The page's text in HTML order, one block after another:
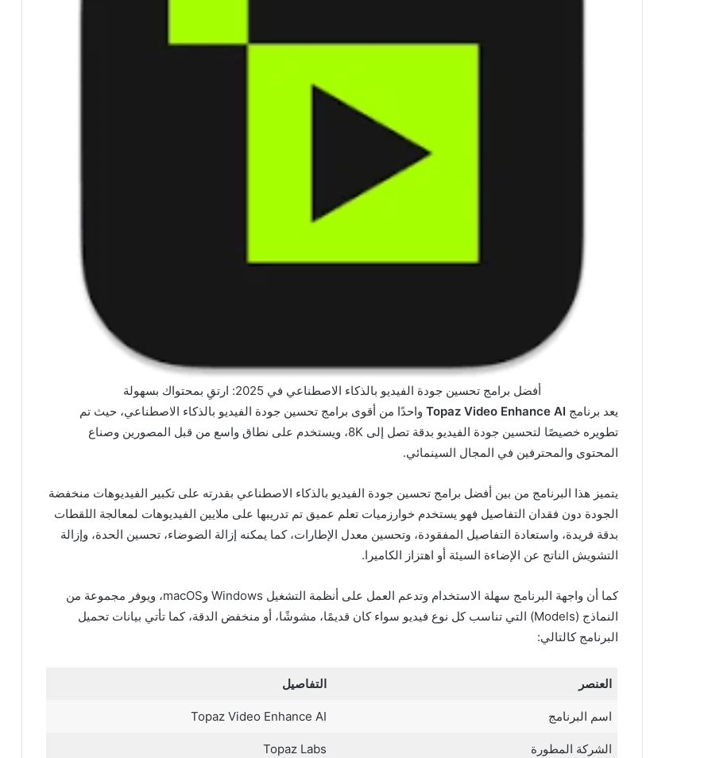
أفضل برامج تحسين جودة الفيديو بالذكاء الاصطناعي في 2025: ارتقِ بمحتواك بسهولة
يعد برنامج Topaz Video Enhance AI واحدًا من أقوى برامج تحسين جودة الفيديو بالذكاء الاصطناعي، حيث تم
تطويره خصيصًا لتحسين جودة الفيديو بدقة تصل إلى 8K، ويستخدم على نطاق واسع من قبل المصورين وصناع
المحتوى والمحترفين في المجال السينمائي.
يتميز هذا البرنامج من بين أفضل برامج تحسين جودة الفيديو بالذكاء الاصطناعي بقدرته على تكبير الفيديوهات منخفضة
الجودة دون فقدان التفاصيل فهو يستخدم خوارزميات تعلم عميق تم تدريبها على ملايين الفيديوهات لمعالجة اللقطات
بدقة فريدة، واستعادة التفاصيل المفقودة، وتحسين معدل الإطارات، كما يمكنه إزالة الضوضاء، تحسين الحدة، وإزالة
التشويش الناتج عن الإضاءة السيئة أو اهتزاز الكاميرا.
كما أن واجهة البرنامج سهلة الاستخدام وتدعم العمل على أنظمة التشغيل Windows وmacOS، ويوفر مجموعة من
النماذج (Models) التي تناسب كل نوع فيديو سواء كان قديمًا، مشوشًا، أو منخفض الدقة، كما تأتي بيانات تحميل
البرنامج كالتالي:
العنصر التفاصيل
اسم البرنامج Topaz Video Enhance AI
الشركة المطورة Topaz Labs